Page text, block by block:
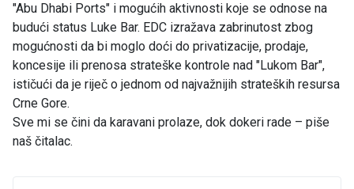
"Abu Dhabi Ports" i mogućih aktivnosti koje se odnose na
budući status Luke Bar. EDC izražava zabrinutost zbog
mogućnosti da bi moglo doći do privatizacije, prodaje,
koncesije ili prenosa strateške kontrole nad "Lukom Bar",
ističući da je riječ o jednom od najvažnijih strateških resursa
Crne Gore.
Sve mi se čini da karavani prolaze, dok dokeri rade – piše
naš čitalac.